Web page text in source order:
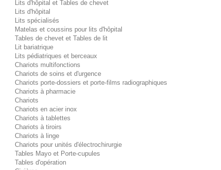
Lits d'hôpital et Tables de chevet
Lits d'hôpital
Lits spécialisés
Matelas et coussins pour lits d'hôpital
Tables de chevet et Tables de lit
Lit bariatrique
Lits pédiatriques et berceaux
Chariots multifonctions
Chariots de soins et d'urgence
Chariots porte-dossiers et porte-films radiographiques
Chariots à pharmacie
Chariots
Chariots en acier inox
Chariots à tablettes
Chariots à tiroirs
Chariots à linge
Chariots pour unités d'électrochirurgie
Tables Mayo et Porte-cupules
Tables d'opération